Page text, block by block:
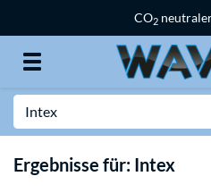
CO2
Ergebnisse für: Intex